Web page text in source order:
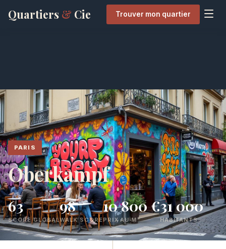
Quartiers & Cie Trouver mon quartier
PARIS
Oberkampf
63
SCORE GLOBAL
98
WALK SCORE
10 800 €
PRIX AU M²
31 000
HABITANTS